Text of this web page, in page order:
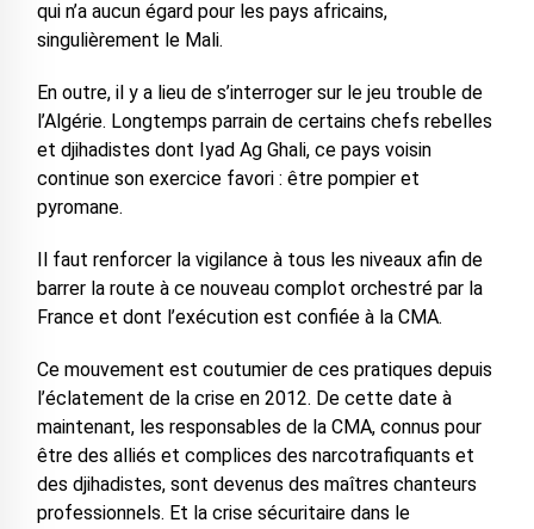
qui n’a aucun égard pour les pays africains,
singulièrement le Mali.
En outre, il y a lieu de s’interroger sur le jeu trouble de
l’Algérie. Longtemps parrain de certains chefs rebelles
et djihadistes dont Iyad Ag Ghali, ce pays voisin
continue son exercice favori : être pompier et
pyromane.
Il faut renforcer la vigilance à tous les niveaux afin de
barrer la route à ce nouveau complot orchestré par la
France et dont l’exécution est confiée à la CMA.
Ce mouvement est coutumier de ces pratiques depuis
l’éclatement de la crise en 2012. De cette date à
maintenant, les responsables de la CMA, connus pour
être des alliés et complices des narcotrafiquants et
des djihadistes, sont devenus des maîtres chanteurs
professionnels. Et la crise sécuritaire dans le